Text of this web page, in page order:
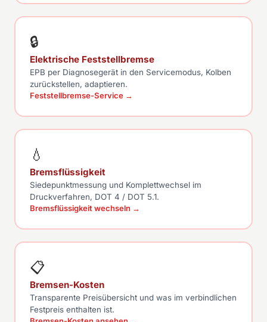
🔒
Elektrische Feststellbremse
EPB per Diagnosegerät in den Servicemodus, Kolben
zurückstellen, adaptieren.
Feststellbremse-Service →
💧
Bremsflüssigkeit
Siedepunktmessung und Komplettwechsel im
Druckverfahren, DOT 4 / DOT 5.1.
Bremsflüssigkeit wechseln →
📋
Bremsen-Kosten
Transparente Preisübersicht und was im verbindlichen
Festpreis enthalten ist.